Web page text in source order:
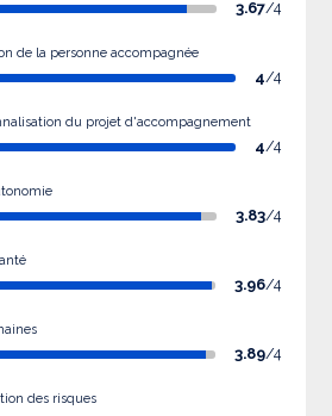
3.67/4
de la personne accompagnée
4/4
du projet d'accompagnement
4/4
3.83/4
3.96/4
3.89/4
des risques